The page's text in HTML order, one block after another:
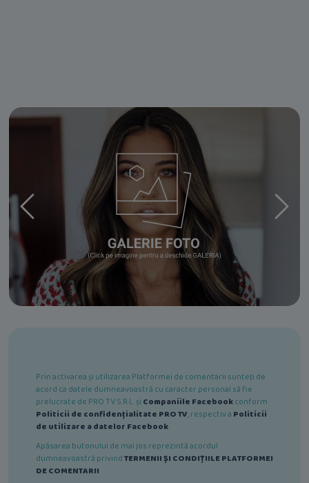
Prin activarea și utilizarea Platformei de comentarii sunteți de
acord ca datele dumneavoastră cu caracter personal să fie
prelucrate de PRO TV S.R.L. și Companiile Facebookconform
Politicii de confidențialitate PRO TV, respectiv a Politicii
de utilizare a datelor Facebook.
Apăsarea butonului de mai jos reprezintă acordul
dumneavoastră privindTERMENII ȘI CONDIȚIILE PLATFORMEI
DE COMENTARII.